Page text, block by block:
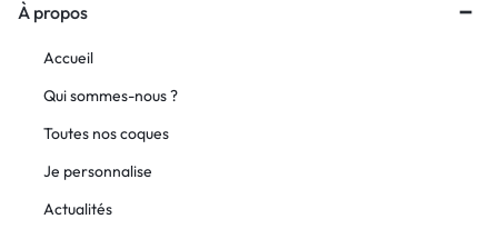
À propos
Accueil
Qui sommes-nous ?
Toutes nos coques
Je personnalise
Actualités